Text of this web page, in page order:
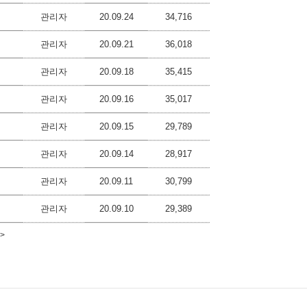
관리자 20.09.24 34,716
관리자 20.09.21 36,018
관리자 20.09.18 35,415
관리자 20.09.16 35,017
관리자 20.09.15 29,789
관리자 20.09.14 28,917
관리자 20.09.11 30,799
관리자 20.09.10 29,389